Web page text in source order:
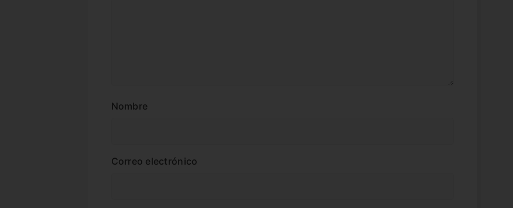
Nombre
Correo electrónico